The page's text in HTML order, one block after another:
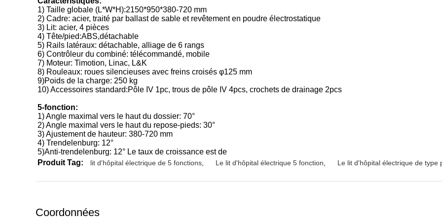
1) Taille globale (L*W*H):2150*950*380-720 mm
2) Cadre: acier, traité par ballast de sable et revêtement en poudre électrostatique
3) Lit: acier, 4 pièces
4) Tête/pied:ABS,détachable
5) Rails latéraux: détachable, alliage de 6 rangs
6) Contrôleur du combiné: télécommandé, mobile
7) Moteur: Timotion, Linac, L&K
8) Rouleaux: roues silencieuses avec freins croisés φ125 mm
9)Poids de la charge: 250 kg
10) Accessoires standard:Pôle IV 1pc, trous de pôle IV 4pcs, crochets de drainage 2pcs
5-fonction:
1) Angle maximal vers le haut du dossier: 70°
2) Angle maximal vers le haut du repose-pieds: 30°
3) Ajustement de hauteur: 380-720 mm
4) Trendelenburg: 12°
5)Anti-trendelenburg: 12° Le taux de croissance est de
Produit Tag:
lit d'hôpital électrique de 5 fonctions Le lit d'hôpital électrique 5 fonction Le lit d'hôpital électrique de type
Coordonnées